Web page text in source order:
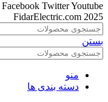
Facebook TwitterYoutube
FidarElectric.com 2025
بستن
منو
دسته بندی ها